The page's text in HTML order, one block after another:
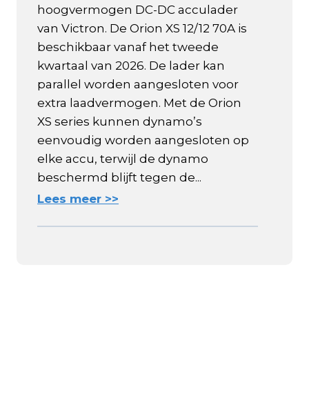
hoogvermogen DC-DC acculader
van Victron. De Orion XS 12/12 70A is
beschikbaar vanaf het tweede
kwartaal van 2026. De lader kan
parallel worden aangesloten voor
extra laadvermogen. Met de Orion
XS series kunnen dynamo’s
eenvoudig worden aangesloten op
elke accu, terwijl de dynamo
beschermd blijft tegen de...
Lees meer >>